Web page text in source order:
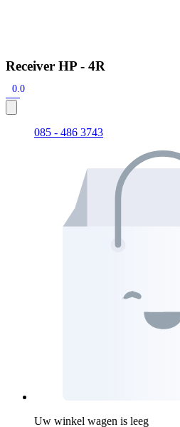
Receiver HP - 4R
0.0
085 - 486 3743
Uw winkel wagen is leeg